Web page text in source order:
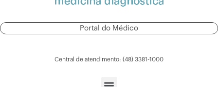
Portal do Médico
Central de atendimento: (48) 3381-1000